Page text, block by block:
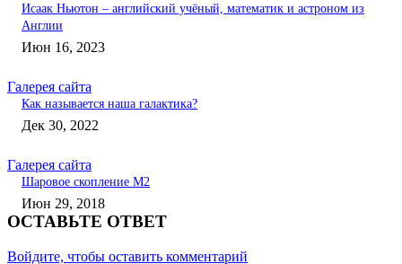
Исаак Ньютон – английский учёный, математик и астроном из
Англии
Июн 16, 2023
Галерея сайта
Как называется наша галактика?
Дек 30, 2022
Галерея сайта
Шаровое скопление М2
Июн 29, 2018
ОСТАВЬТЕ ОТВЕТ
Войдите, чтобы оставить комментарий